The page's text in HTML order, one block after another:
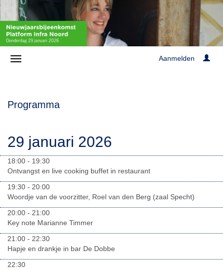
Aanmelden
Programma
29 januari 2026
18:00 - 19:30
Ontvangst en live cooking buffet in restaurant
19:30 - 20:00
Woordje van de voorzitter, Roel van den Berg (zaal Specht)
20:00 - 21:00
Key note Marianne Timmer
21:00 - 22:30
Hapje en drankje in bar De Dobbe
22:30